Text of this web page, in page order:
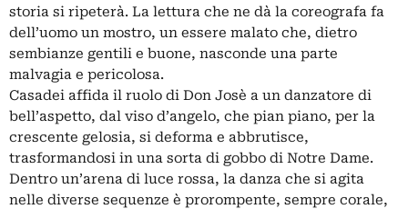
storia si ripeterà. La lettura che ne dà la coreografa fa
dell’uomo un mostro, un essere malato che, dietro
sembianze gentili e buone, nasconde una parte
malvagia e pericolosa.
Casadei affida il ruolo di Don Josè a un danzatore di
bell’aspetto, dal viso d’angelo, che pian piano, per la
crescente gelosia, si deforma e abbrutisce,
trasformandosi in una sorta di gobbo di Notre Dame.
Dentro un’arena di luce rossa, la danza che si agita
nelle diverse sequenze è prorompente, sempre corale,